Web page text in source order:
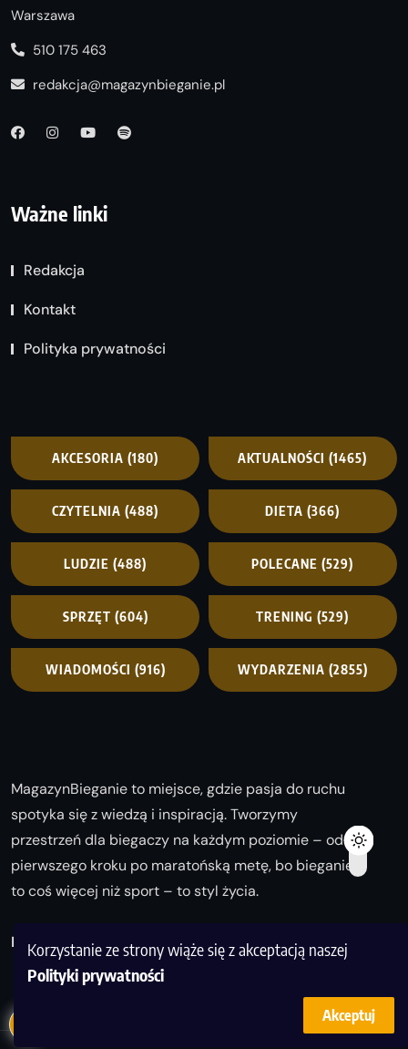
Korzystanie ze strony wiąże się z akceptacją naszej
Polityki prywatności
Akceptuj
Warszawa
510 175 463
redakcja@magazynbieganie.pl
Ważne linki
Redakcja
Kontakt
Polityka prywatności
AKCESORIA (180) AKTUALNOŚCI (1465)
CZYTELNIA (488) DIETA (366)
LUDZIE (488) POLECANE (529)
SPRZĘT (604) TRENING (529)
WIADOMOŚCI (916) WYDARZENIA (2855)
MagazynBieganie to miejsce, gdzie pasja do ruchu
spotyka się z wiedzą i inspiracją. Tworzymy
przestrzeń dla biegaczy na każdym poziomie – od
pierwszego kroku po maratońską metę, bo bieganie
to coś więcej niż sport – to styl życia.
Biegaj z nami i odkrywaj swoją najlepszą wersję!